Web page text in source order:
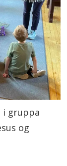
i gruppa
og